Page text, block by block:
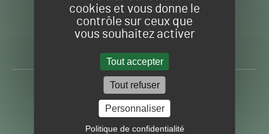
cookies et vous donne le
contrôle sur ceux que
vous souhaitez activer
Tout accepter
Tout refuser
Personnaliser
Politique de confidentialité
Gazon
Sport
H24
-
Toute l’info autour du
PRATIQUES